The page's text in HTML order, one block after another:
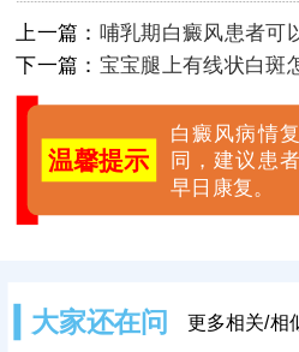
上一篇： 哺乳期白癜风患者可
下一篇： 宝宝腿上有线状白斑
温馨提示
白癜风病情
同，建议患
早日康复。
大家还在问 更多相关/相